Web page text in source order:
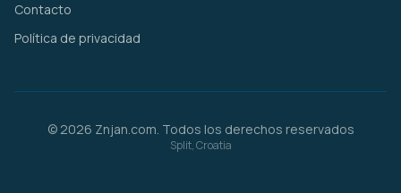
Contacto
Política de privacidad
© 2026 Znjan.com. Todos los derechos reservados
Split, Croatia